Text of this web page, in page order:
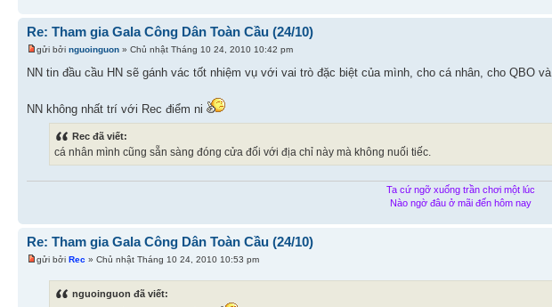
Re: Tham gia Gala Công Dân Toàn Cầu (24/10)
gửi bởi nguoinguon » Chủ nhật Tháng 10 24, 2010 10:42 pm
NN tin đầu cầu HN sẽ gánh vác tốt nhiệm vụ với vai trò đặc biệt của mình, cho cá nhân, cho QBO
NN không nhất trí với Rec điểm ni
Rec đã viết:
cá nhân mình cũng sẵn sàng đóng cửa đối với địa chỉ này mà không nuối tiếc.
Ta cứ ngỡ xuống trần chơi một lúc
Nào ngờ đâu ở mãi đến hôm nay
Re: Tham gia Gala Công Dân Toàn Cầu (24/10)
gửi bởi Rec » Chủ nhật Tháng 10 24, 2010 10:53 pm
nguoinguon đã viết: